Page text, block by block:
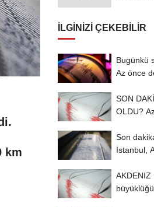
km
İLGINIZI ÇEKEBILIR
Bugünkü
Az önce
SON
OLDU?
Son
İstanbul,
AKDENIZ